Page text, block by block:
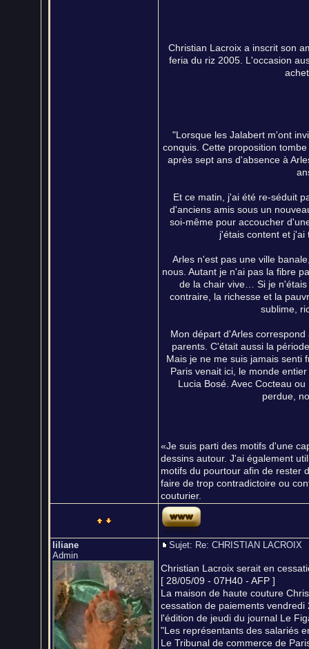
Christian Lacroix a inscrit son
feria du riz 2005. L'occasion
"Lorsque les Jalabert m'ont
conquis. Cette proposition
après sept ans d'absence à
Et ce matin, j'ai été re-séduit
d'anciens amis sous un
soi-même pour accoucher
j'étais content et j'ai
Arles n'est pas une ville
nous. Autant je n'ai pas la fibre
de la chair vive… Si je n'étais
contraire, la richesse et la
sublime,
Mon départ d'Arles
parents. C'était aussi la
Mais je ne me suis jamais senti
Paris venait ici, le monde
Lucia Bosé. Avec Cocteau
perdue,
«Je suis parti des motifs d'une
dessins autour. J'ai également
motifs du pourtour afin de rester
faire de trop contradictoire ou
couturier.
liliane
Admin
Sujet: Re: CHRISTIAN
Christian Lacroix serait en
[ 28/05/09 - 07H40 - AFP ]
La maison de haute couture
cessation de paiements
l'édition de jeudi du journal Le
"Les représentants des salariés
Le Tribunal de commerce de